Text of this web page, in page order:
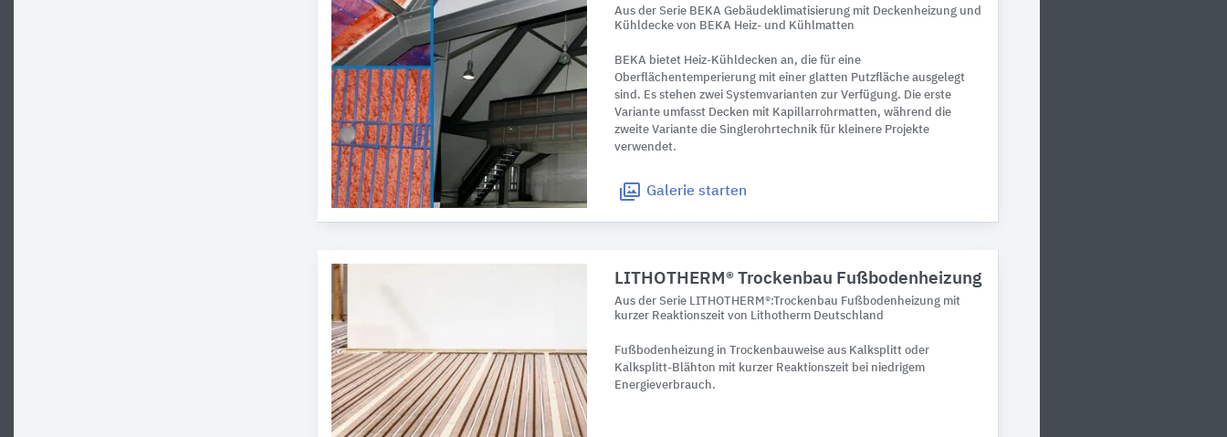
Aus der Serie BEKA Gebäudeklimatisierung mit Deckenheizung und
Kühldecke von BEKA Heiz- und Kühlmatten
BEKA bietet Heiz-Kühldecken an, die für eine
Oberflächentemperierung mit einer glatten Putzfläche ausgelegt
sind. Es stehen zwei Systemvarianten zur Verfügung. Die erste
Variante umfasst Decken mit Kapillarrohrmatten, während die
zweite Variante die Singlerohrtechnik für kleinere Projekte
verwendet.
Galerie starten
LITHOTHERM® Trockenbau Fußbodenheizung
Aus der Serie LITHOTHERM®:Trockenbau Fußbodenheizung mit
kurzer Reaktionszeit von Lithotherm Deutschland
Fußbodenheizung in Trockenbauweise aus Kalksplitt oder
Kalksplitt-Blähton mit kurzer Reaktionszeit bei niedrigem
Energieverbrauch.